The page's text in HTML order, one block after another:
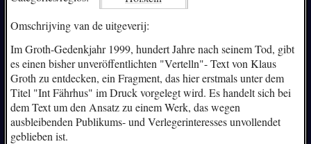
Omschrijving van de uitgeverij:
Im Groth-Gedenkjahr 1999, hundert Jahre nach seinem Tod, gibt
es einen bisher unveröffentlichten "Vertelln"- Text von Klaus
Groth zu entdecken, ein Fragment, das hier erstmals unter dem
Titel "Int Fährhus" im Druck vorgelegt wird. Es handelt sich bei
dem Text um den Ansatz zu einem Werk, das wegen
ausbleibenden Publikums- und Verlegerinteresses unvollendet
geblieben ist.